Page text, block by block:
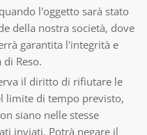
l'oggetto sarà stato
della nostra società, dove
garantita l'integrità e
Reso.
il diritto di rifiutare le
limite di tempo previsto,
siano nelle stesse
inviati. Potrà negare il